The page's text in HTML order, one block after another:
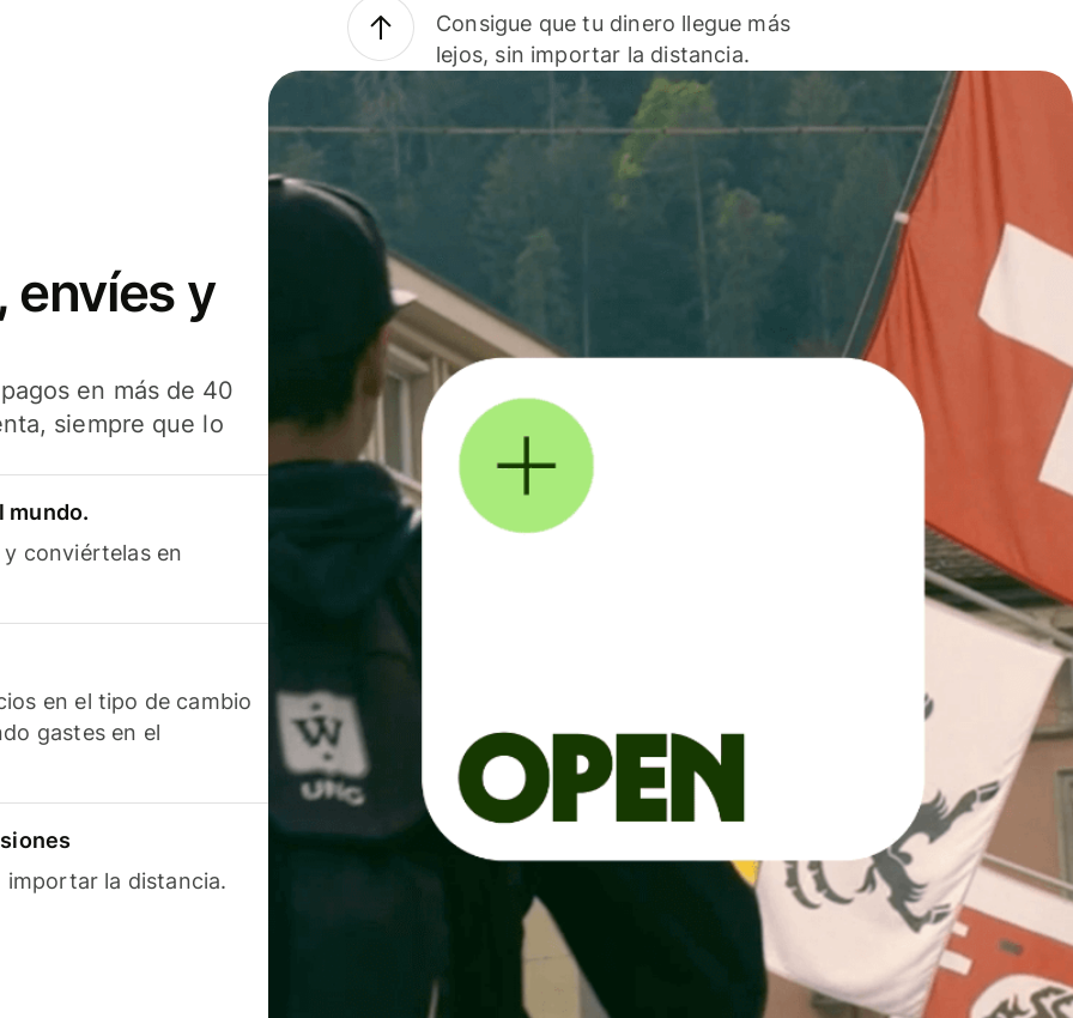
Consigue que tu dinero llegue más
lejos, sin importar la distancia.
envíes y
en más de 40
siempre que lo
mundo.
conviértelas en
en el tipo de cambio
gastes en el
importar la distancia.